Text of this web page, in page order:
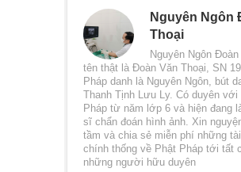
Nguyên Ngôn
Thoại
Nguyên Ngôn Đoàn
tên thật là Đoàn Văn Thoại, SN
Pháp danh là Nguyên Ngôn, bút
Thanh Tịnh Lưu Ly. Có duyên với
Pháp từ năm lớp 6 và hiện đang
sĩ chẩn đoán hình ảnh. Xin
tầm và chia sẻ miễn phí những
chính thống về Phật Pháp tới tất
những người hữu duyên